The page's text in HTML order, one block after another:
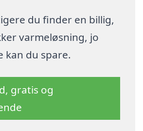
du finder en billig,
varmeløsning, jo
kan du spare.
gratis og